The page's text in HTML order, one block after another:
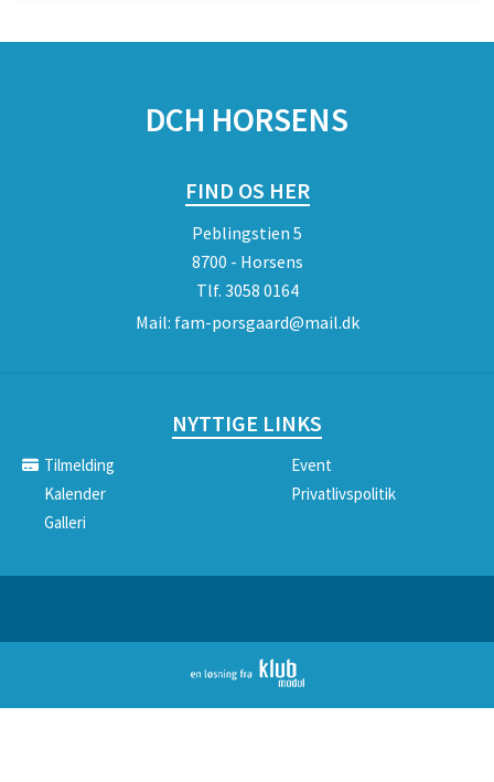
DCH HORSENS
FIND OS HER
Peblingstien 5
8700 - Horsens
Tlf. 3058 0164
Mail: fam-porsgaard@mail.dk
NYTTIGE LINKS
Tilmelding
Event
Kalender
Privatlivspolitik
Galleri